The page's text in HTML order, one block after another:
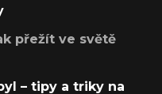
přežít ve světě
– tipy a triky na